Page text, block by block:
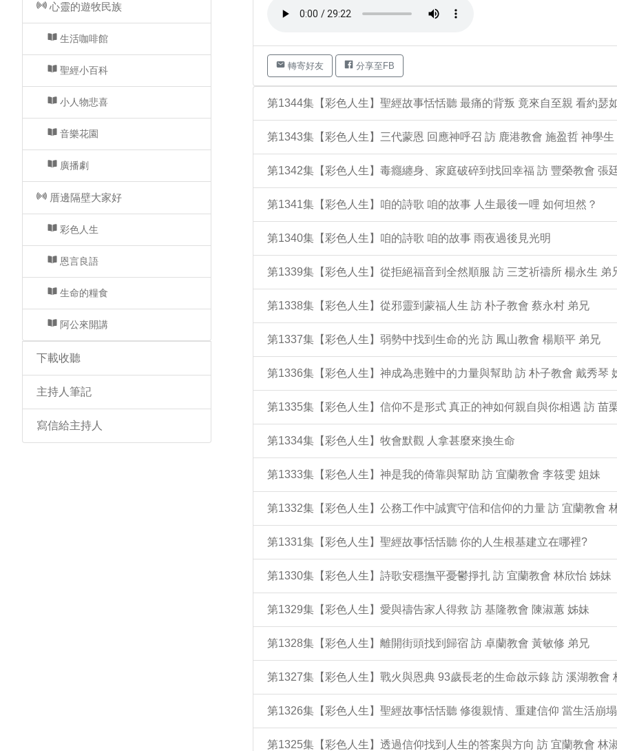
心靈的遊牧民族
生活咖啡館
聖經小百科
小人物悲喜
音樂花園
廣播劇
厝邊隔壁大家好
彩色人生
恩言良語
生命的糧食
阿公來開講
下載收聽
主持人筆記
寫信給主持人
轉寄好友 分享至FB
第1344集【彩色人生】聖經故事恬恬聽 最痛的背叛 竟來自至親 看約瑟
第1343集【彩色人生】三代蒙恩 回應神呼召 訪 鹿港教會 施盈哲 神學生
第1342集【彩色人生】毒癮纏身、家庭破碎到找回幸福 訪 豐榮教會 張
第1341集【彩色人生】咱的詩歌 咱的故事 人生最後一哩 如何坦然？
第1340集【彩色人生】咱的詩歌 咱的故事 雨夜過後見光明
第1339集【彩色人生】從拒絕福音到全然順服 訪 三芝祈禱所 楊永生 弟
第1338集【彩色人生】從邪靈到蒙福人生 訪 朴子教會 蔡永村 弟兄
第1337集【彩色人生】弱勢中找到生命的光 訪 鳳山教會 楊順平 弟兄
第1336集【彩色人生】神成為患難中的力量與幫助 訪 朴子教會 戴秀琴
第1335集【彩色人生】信仰不是形式 真正的神如何親自與你相遇 訪 苗
第1334集【彩色人生】牧會默觀 人拿甚麼來換生命
第1333集【彩色人生】神是我的倚靠與幫助 訪 宜蘭教會 李筱雯 姐妹
第1332集【彩色人生】公務工作中誠實守信和信仰的力量 訪 宜蘭教會
第1331集【彩色人生】聖經故事恬恬聽 你的人生根基建立在哪裡?
第1330集【彩色人生】詩歌安穩撫平憂鬱掙扎 訪 宜蘭教會 林欣怡 姊妹
第1329集【彩色人生】愛與禱告家人得救 訪 基隆教會 陳淑蕙 姊妹
第1328集【彩色人生】離開街頭找到歸宿 訪 卓蘭教會 黃敏修 弟兄
第1327集【彩色人生】戰火與恩典 93歲長老的生命啟示錄 訪 溪湖教會
第1326集【彩色人生】聖經故事恬恬聽 修復親情、重建信仰 當生活崩
第1325集【彩色人生】透過信仰找到人生的答案與方向 訪 宜蘭教會 林